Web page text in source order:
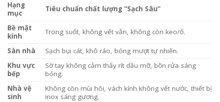
Hạng
mục
Tiêu chuẩn chất lượng “Sạch Sâu”
Bề mặt
kính
Trong suốt, không vết vằn, không còn keo/ố.
Sàn nhà
Sạch bụi cát, khô ráo, bóng mượt tự nhiên.
Khu vực
bếp
Sờ tay không cảm thấy rít dầu mỡ, bồn rửa sáng
bóng.
Nhà vệ
sinh
Không còn mùi hôi, vách kính không vết nước, thiết bị
inox sáng gương.